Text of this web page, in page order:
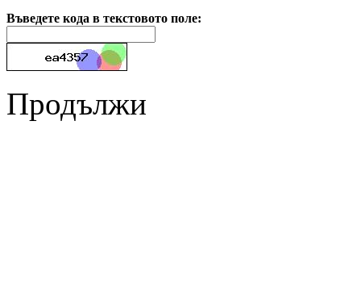
Въведете кода в текстовото поле:
Продължи